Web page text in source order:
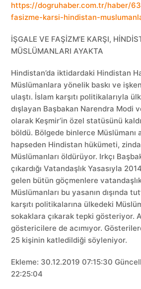
https://dogruhaber.com.tr/haber/
fasizme-karsi-hindistan-
İŞGALE VE FAŞİZM’E KARŞI,
MÜSLÜMANLARI AYAKTA
Hindistan’da iktidardaki Hindistan
Müslümanlara yönelik baskı ve
ulaştı. İslam karşıtı politikalarıyla
dışlayan Başbakan Narendra Modi
olarak Keşmir’in özel statüsünü
böldü. Bölgede binlerce Müslümanı
hapseden Hindistan hükümeti,
Müslümanları öldürüyor. Irkçı
çıkardığı Vatandaşlık Yasasıyla
gelen bütün göçmenlere
Müslümanları bu yasanın dışında
karşıtı politikalarına ülkedeki
sokaklara çıkarak tepki gösteriyor.
göstericilere de acımıyor.
25 kişinin katledildiği söyleniyor.
Ekleme: 30.12.2019 07:15:30
22:25:04